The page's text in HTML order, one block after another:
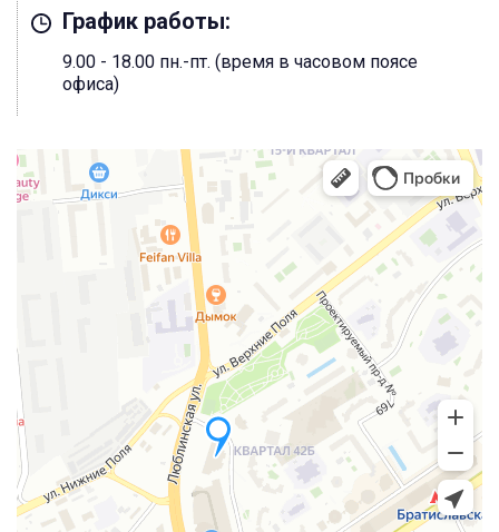
График работы:
9.00 - 18.00 пн.-пт. (время в часовом поясе
офиса)